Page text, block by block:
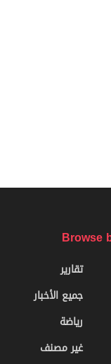
Browse
تقارير
جميع الأخبار
رياضة
غير مصنف